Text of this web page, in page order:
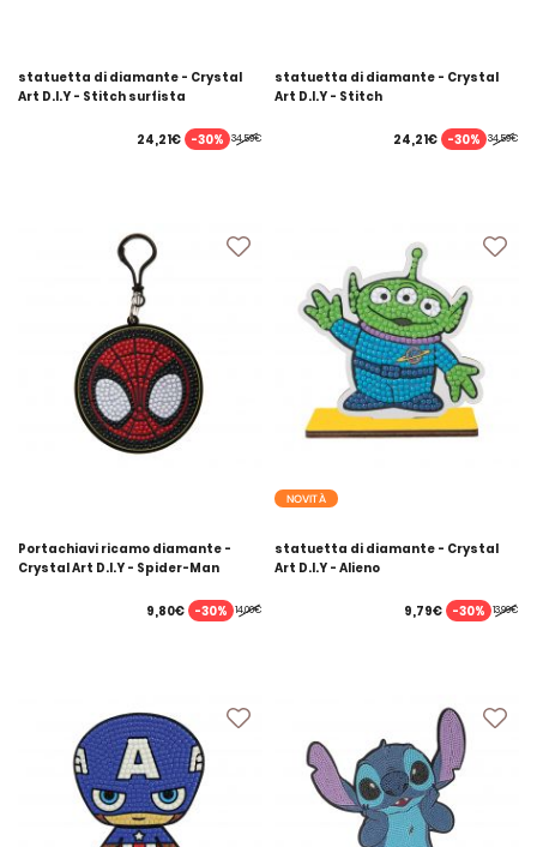
statuetta di diamante - Crystal
Art D.I.Y - Stitch surfista
34,59€
24,21€ -30%
statuetta di diamante - Crystal
Art D.I.Y - Stitch
34,59€
24,21€ -30%
Portachiavi ricamo diamante -
Crystal Art D.I.Y - Spider-Man
14,00€
9,80€ -30%
NOVITÀ
statuetta di diamante - Crystal
Art D.I.Y - Alieno
13,99€
9,79€ -30%